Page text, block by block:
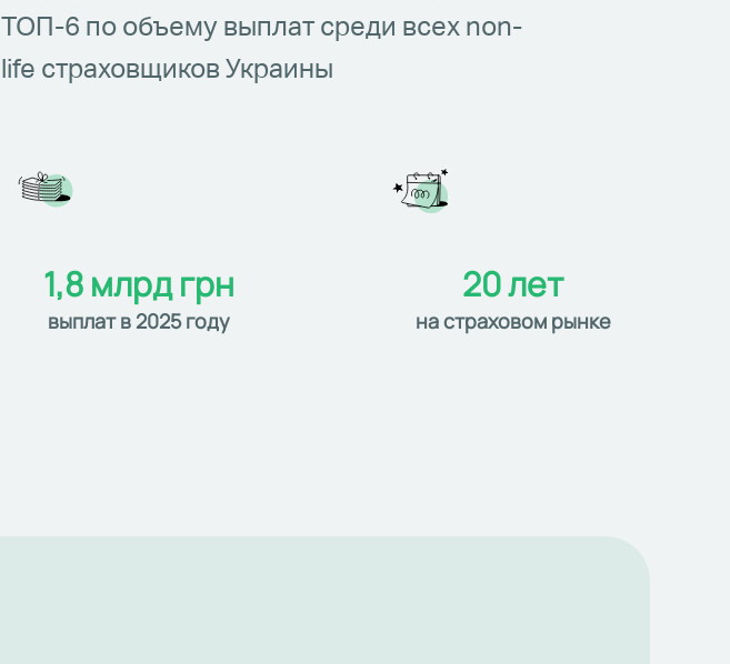
ТОП-6 по объему выплат среди всех non-
life страховщиков Украины
1,8 млрд грн
выплат в 2025 году
20 лет
на страховом рынке